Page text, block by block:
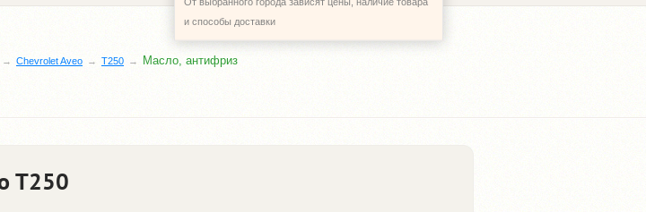
и способы доставки
Chevrolet Aveo T250 Масло, антифриз
T250